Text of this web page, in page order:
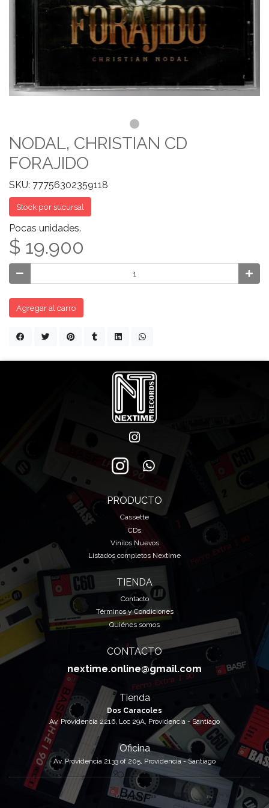
NODAL, CHRISTIAN CD
FORAJIDO
SKU: 77756302359118
Stock por sucursal
Pocas unidades.
$ 19.900
Agregar al carro
PRODUCTO
Cassette
CDs
Vinilos Nuevos
Listados completos Nextime
TIENDA
Contacto
Términos y Condiciones
Quiénes somos
CONTACTO
nextime.online@gmail.com
Tienda
Dos Caracoles
Av. Providencia 2216, Loc 29A, Providencia - Santiago
Oficina
Av. Providencia 2133 of 205, Providencia - Santiago